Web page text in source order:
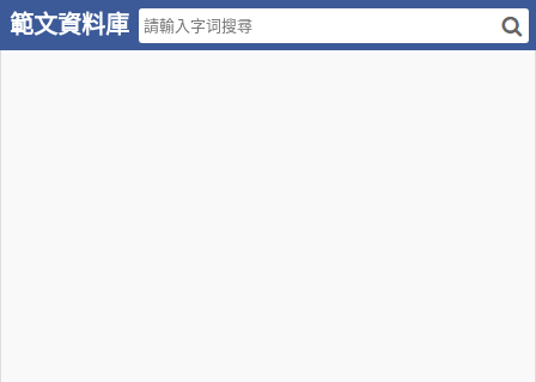
範文資料庫